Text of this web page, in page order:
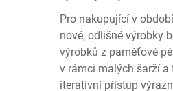
Pro nakupující v
nové, odlišné výrobky
výrobků z paměťové
v rámci malých šarží a
iterativní přístup